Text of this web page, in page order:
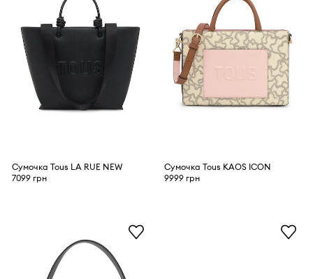
Сумочка Tous LA RUE NEW
7099 грн
Сумочка Tous KAOS ICON
9999 грн